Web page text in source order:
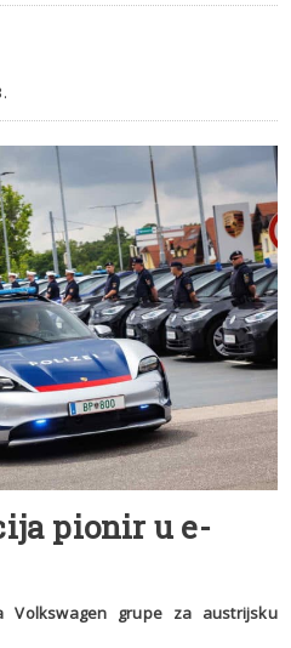
pionir u e-
Volkswagen grupe za austrijsku